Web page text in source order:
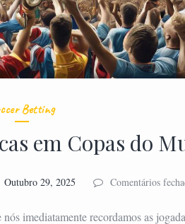
Betting
em Copas do
Outubro 29, 2025 Comentários
imediatamente recordamos as